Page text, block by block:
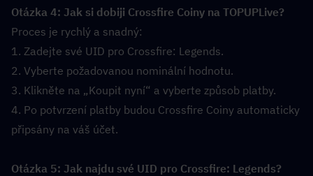
Otázka 4: Jak si dobiji Crossfire Coiny na TOPUPLive?
Proces je rychlý a snadný:
1. Zadejte své UID pro Crossfire: Legends.
2. Vyberte požadovanou nominální hodnotu.
3. Klikněte na „Koupit nyní“ a vyberte způsob platby.
4. Po potvrzení platby budou Crossfire Coiny automaticky
připsány na váš účet.
Otázka 5: Jak najdu své UID pro Crossfire: Legends?